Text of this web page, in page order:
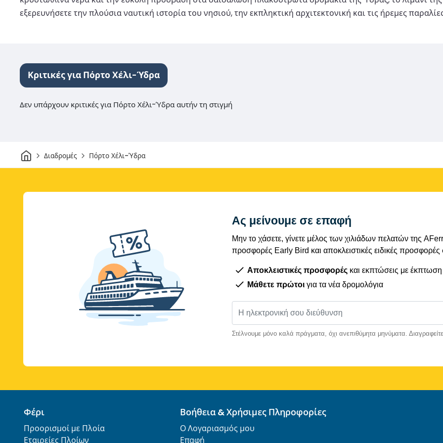
εξερευνήσετε την πλούσια ναυτική ιστορία του νησιού, την εκπληκτική αρχιτεκτονική και τις ήρεμες
Κριτικές για Πόρτο Χέλι-Ύδρα
Δεν υπάρχουν κριτικές για Πόρτο Χέλι-Ύδρα αυτήν τη στιγμή
ΣπίτιΔιαδρομές Πόρτο Χέλι-Ύδρα
Ας μείνουμε σε επαφή
Μην το χάσετε, γίνετε μέλος των χιλιάδων πελατών της
προσφορές Early Bird και αποκλειστικές ειδικές
Αποκλειστικές προσφορές και εκπτώσεις με
Μάθετε πρώτοι για τα νέα δρομολόγια
Στέλνουμε μόνο καλά πράγματα, όχι ανεπιθύμητα μηνύματα.
Φέρι
Προορισμοί με Πλοία
Εταιρείες Πλοίων
Βοήθεια & Χρήσιμες Πληροφορίες
Ο Λογαριασμός μου
Επαφή